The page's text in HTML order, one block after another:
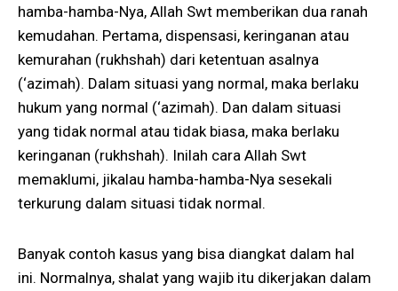
hamba-hamba-Nya, Allah Swt memberikan dua ranah
kemudahan. Pertama, dispensasi, keringanan atau
kemurahan (rukhshah) dari ketentuan asalnya
(‘azimah). Dalam situasi yang normal, maka berlaku
hukum yang normal (‘azimah). Dan dalam situasi
yang tidak normal atau tidak biasa, maka berlaku
keringanan (rukhshah). Inilah cara Allah Swt
memaklumi, jikalau hamba-hamba-Nya sesekali
terkurung dalam situasi tidak normal.
Banyak contoh kasus yang bisa diangkat dalam hal
ini. Normalnya, shalat yang wajib itu dikerjakan dalam